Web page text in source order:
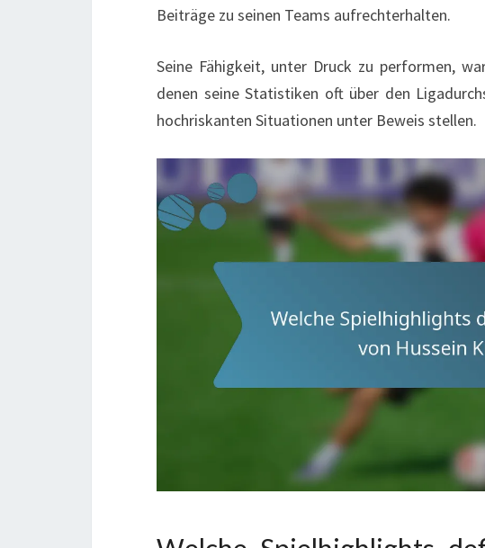
Beiträge zu seinen Teams aufrechterhalten.
Seine Fähigkeit, unter Druck zu performen,
denen seine Statistiken oft über den
hochriskanten Situationen unter Beweis stellen.